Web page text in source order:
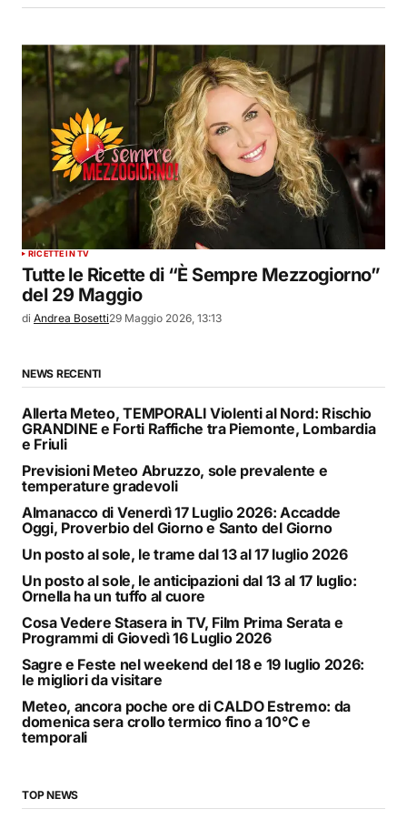
RICETTE IN TV
Tutte le Ricette di “È Sempre Mezzogiorno”
del 29 Maggio
di Andrea Bosetti29 Maggio 2026, 13:13
NEWS RECENTI
Allerta Meteo, TEMPORALI Violenti al Nord: Rischio
GRANDINE e Forti Raffiche tra Piemonte, Lombardia
e Friuli
Previsioni Meteo Abruzzo, sole prevalente e
temperature gradevoli
Almanacco di Venerdì 17 Luglio 2026: Accadde
Oggi, Proverbio del Giorno e Santo del Giorno
Un posto al sole, le trame dal 13 al 17 luglio 2026
Un posto al sole, le anticipazioni dal 13 al 17 luglio:
Ornella ha un tuffo al cuore
Cosa Vedere Stasera in TV, Film Prima Serata e
Programmi di Giovedì 16 Luglio 2026
Sagre e Feste nel weekend del 18 e 19 luglio 2026:
le migliori da visitare
Meteo, ancora poche ore di CALDO Estremo: da
domenica sera crollo termico fino a 10°C e
temporali
TOP NEWS